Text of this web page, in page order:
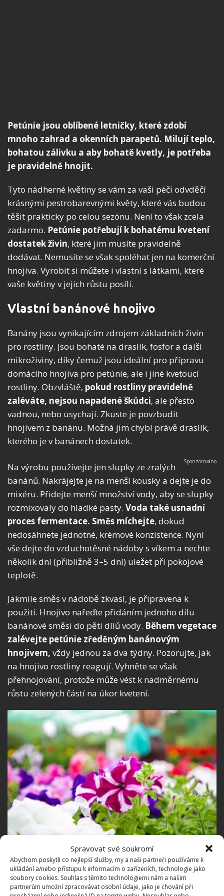
Spravovat své soukromí
Abychom poskytli co nejlepší služby, my a naši partneři používáme k
ukládání a/nebo přístupu k informacím o zařízeních, technologie jako
soubory cookies. Souhlas s těmito technologiemi nám a našim
partnerům umožní zpracovávat osobní údaje, jako je chování při
Petúnie jsou oblíbené letničky, které zdobí
mnoho zahrad a okenních parapetů. Milují teplo,
bohatou zálivku a aby bohatě kvetly, je potřeba
je pravidelně hnojit.
Tyto nádherné květiny se vám za vaši péči odvděčí
krásnými pestrobarevnými květy, které vás budou
těšit prakticky po celou sezónu. Není to však zcela
zadarmo. Petúnie potřebují k bohatému kvetení
dostatek živin, které jim musíte pravidelně
dodávat. Nemusíte se však spoléhat jen na komerční
hnojiva. Vyrobit si můžete i vlastní s látkami, které
vaše květiny v jejich růstu posílí.
Vlastní banánové hnojivo
Banány jsou vynikajícím zdrojem základních živin
pro rostliny. Jsou bohaté na draslík, fosfor a další
mikroživiny, díky čemuž jsou ideální pro přípravu
domácího hnojiva pro petúnie, ale i jiné kvetoucí
rostliny. Obzvláště, pokud rostliny pravidelně
zaléváte, nejsou napadené škůdci, ale přesto
vadnou, nebo usychají. Zkuste je povzbudit
hnojivem z banánu. Možná jim chybí právě draslík,
kterého je v banánech dostatek.
Na výrobu používejte jen slupky ze zralých
banánů. Nakrájejte je na menší kousky a dejte je do
mixéru. Přidejte menší množství vody, aby se slupky
rozmixovaly do hladké pasty. Voda také usnadní
proces fermentace. Směs míchejte, dokud
nedosáhnete jednotné, krémové konzistence. Nyní
vše dejte do vzduchotěsné nádoby s víkem a nechte
několik dní (přibližně 3–5 dní) uležet při pokojové
teplotě.
Jakmile směs v nádobě zkvasí, je připravena k
použití. Hnojivo nařeďte přidáním jednoho dílu
banánové směsi do pěti dílů vody. Během vegetace
zalévejte petúnie zředěným banánovým
hnojivem, vždy jednou za dva týdny. Pozorujte, jak
na hnojivo rostliny reagují. Vyhněte se však
přehnojování, protože může vést k nadměrnému
růstu zelených částí na úkor kvetení.
Fotografie: Freepik
Banánový prášek ze sušených
slupek